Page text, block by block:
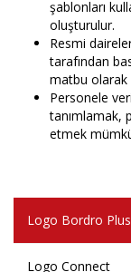
şablonları
oluşturulur.
Resmi
tarafından
matbu olarak
Personele
tanımlamak,
etmek
Logo Bordro Plus
Logo Connect